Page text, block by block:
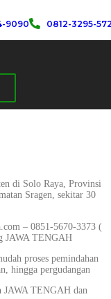
9090
0812-3295-
di Solo Raya, Provinsi
Sragen, sekitar 30
– 0851-5670-3373 (
JAWA TENGAH
proses pemindahan
hingga pergudangan
JAWA TENGAH dan